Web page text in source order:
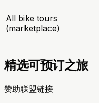
All bike tours
(marketplace)
精选可预订之旅
赞助联盟链接